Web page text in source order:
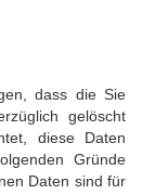
dass die Sie
gelöscht
diese Daten
Gründe
Daten sind für